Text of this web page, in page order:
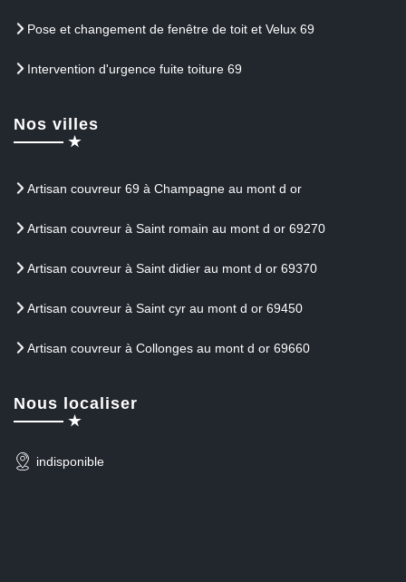
Pose et changement de fenêtre de toit et Velux 69
Intervention d'urgence fuite toiture 69
Nos villes
Artisan couvreur 69 à Champagne au mont d or
Artisan couvreur à Saint romain au mont d or 69270
Artisan couvreur à Saint didier au mont d or 69370
Artisan couvreur à Saint cyr au mont d or 69450
Artisan couvreur à Collonges au mont d or 69660
Nous localiser
indisponible